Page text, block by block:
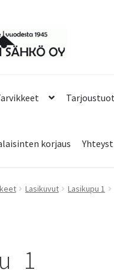
korjaus
Lasikuvut Lasikupu 1